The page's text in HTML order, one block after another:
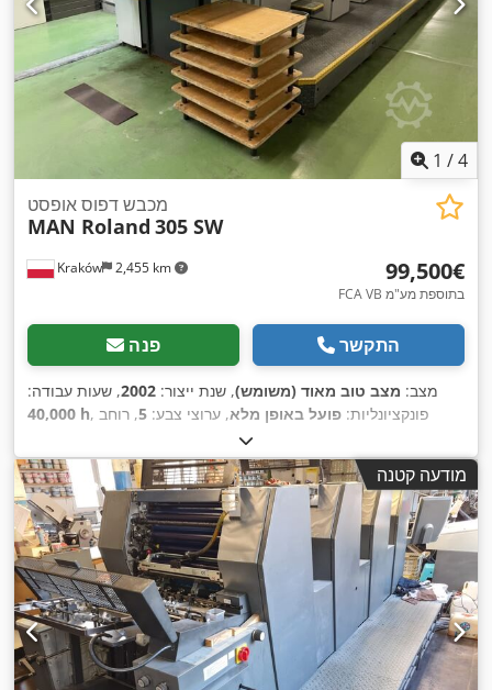
1 /4
Kraków 2,455 km
מכבש דפוס אופסט
MAN Roland 305 SW
‏99,500 ‏€
FCA VB בתוספת מע"מ
פנה התקשר
מצב: מצב טוב מאוד (משומש), שנת ייצור: 2002, שעות עבודה:
40,000 h
, פונקציונליות: פועל באופן מלא, ערוצי צבע: 5, רוחב
מודעה קטנה